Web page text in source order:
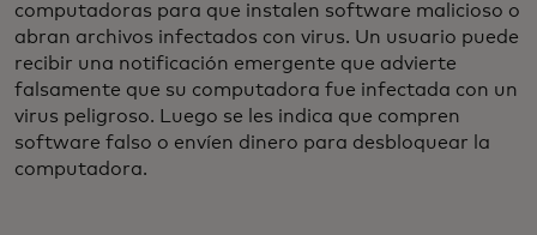
computadoras para que instalen software malicioso o
abran archivos infectados con virus. Un usuario puede
recibir una notificación emergente que advierte
falsamente que su computadora fue infectada con un
virus peligroso. Luego se les indica que compren
software falso o envíen dinero para desbloquear la
computadora.